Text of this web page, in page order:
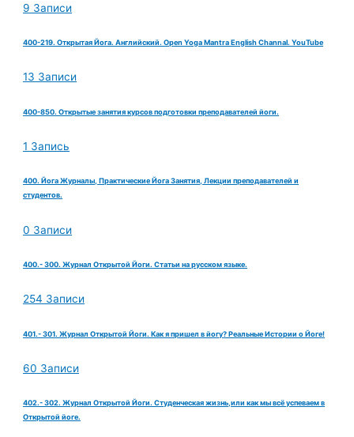
9 Записи
400-219. Открытая Йога. Английский. Open Yoga Mantra English Channal. YouTube
13 Записи
400-850. Открытые занятия курсов подготовки преподавателей йоги.
1 Запись
400. Йога Журналы, Практические Йога Занятия, Лекции преподавателей и
студентов.
0 Записи
400.- 300. Журнал Открытой Йоги. Статьи на русском языке.
254 Записи
401.- 301. Журнал Открытой Йоги. Как я пришел в йогу? Реальные Истории о Йоге!
60 Записи
402.- 302. Журнал Открытой Йоги. Студенческая жизнь,или как мы всё успеваем в
Открытой йоге.